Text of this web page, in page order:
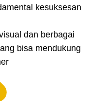
kesuksesan
dan berbagai
bisa mendukung